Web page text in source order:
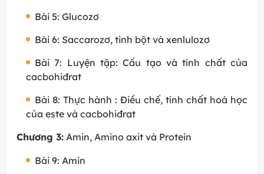
Bài 5: Glucozơ
Bài 6: Saccarozơ, tinh bột và xenlulozơ
Bài 7: Luyện tập: Cấu tạo và tính chất của
cacbohiđrat
Bài 8: Thực hành : Điều chế, tính chất hoá học
của este và cacbohiđrat
Chương 3: Amin, Amino axit và Protein
Bài 9: Amin